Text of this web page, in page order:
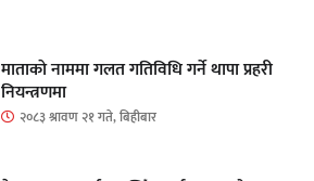
माताकाे नाममा गलत गतिविधि गर्ने थापा प्रहरी
नियन्त्रणमा
२०८३ श्रावण २१ गते, बिहीबार